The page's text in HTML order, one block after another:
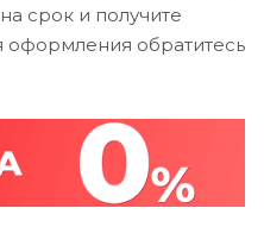
срок и получите
обратитесь